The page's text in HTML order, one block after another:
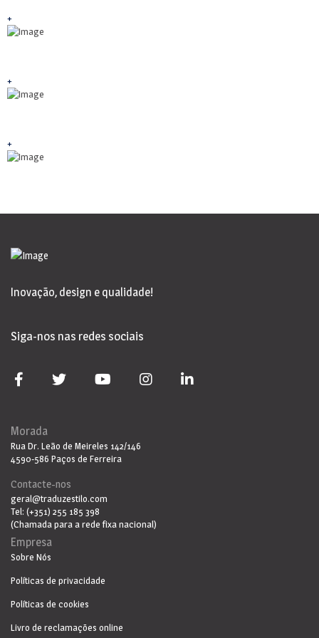
+
+
+
Inovação, design e qualidade!
Siga-nos nas redes sociais
Morada
Rua Dr. Leão de Meireles 142/146
4590-586 Paços de Ferreira
Contacte-nos
geral@traduzestilo.com
Tel: (+351) 255 185 398
(Chamada para a rede fixa nacional)
Empresa
Sobre Nós
Políticas de privacidade
Políticas de cookies
Livro de reclamações online